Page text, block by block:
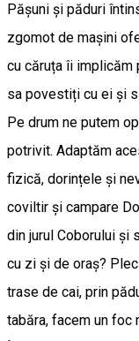
Pășuni și păduri
zgomot de mașini
cu căruța îi implicăm
sa povestiți cu ei și
Pe drum ne putem
potrivit. Adaptăm
fizică, dorințele și
coviltir și campare
din jurul Coborului și
cu zi și de oraș?
trase de cai, prin
tabăra, facem un foc